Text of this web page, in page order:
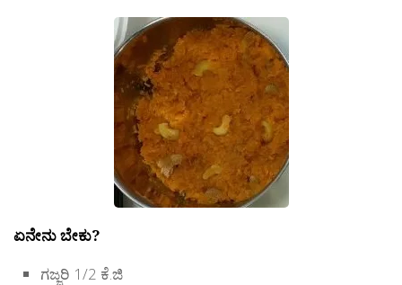
ಏನೇನು ಬೇಕು?
ಗಜ್ಜರಿ 1/2 ಕೆ.ಜಿ